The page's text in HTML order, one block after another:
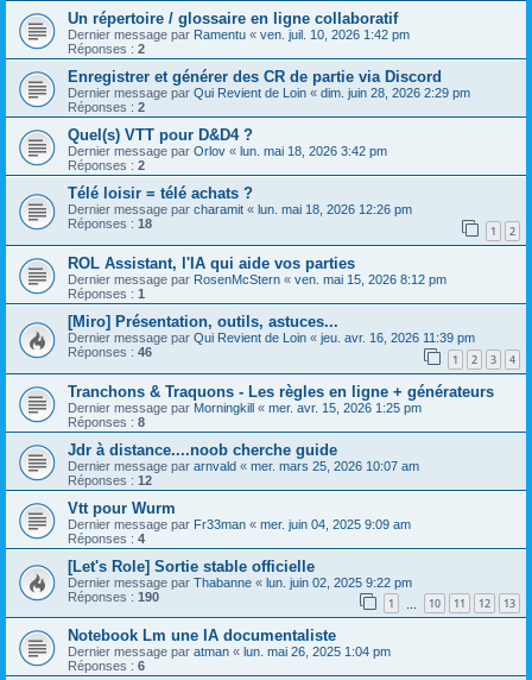
Un répertoire / glossaire en ligne collaboratif
Dernier message par Ramentu « ven. juil. 10, 2026 1:42 pm
Réponses : 2
Enregistrer et générer des CR de partie via Discord
Dernier message par Qui Revient de Loin « dim. juin 28, 2026 2:29 pm
Réponses : 2
Quel(s) VTT pour D&D4 ?
Dernier message par Orlov « lun. mai 18, 2026 3:42 pm
Réponses : 2
Télé loisir = télé achats ?
Dernier message par charamit « lun. mai 18, 2026 12:26 pm
Réponses : 18 1 2
ROL Assistant, l'IA qui aide vos parties
Dernier message par RosenMcStern « ven. mai 15, 2026 8:12 pm
Réponses : 1
[Miro] Présentation, outils, astuces...
Dernier message par Qui Revient de Loin « jeu. avr. 16, 2026 11:39 pm
Réponses : 46 1 2 3 4
Tranchons & Traquons - Les règles en ligne + générateurs
Dernier message par Morningkill « mer. avr. 15, 2026 1:25 pm
Réponses : 8
Jdr à distance....noob cherche guide
Dernier message par arnvald « mer. mars 25, 2026 10:07 am
Réponses : 12
Vtt pour Wurm
Dernier message par Fr33man « mer. juin 04, 2025 9:09 am
Réponses : 4
[Let's Role] Sortie stable officielle
Dernier message par Thabanne « lun. juin 02, 2025 9:22 pm
Réponses : 190 1 10 11 12 13
Notebook Lm une IA documentaliste
Dernier message par atman « lun. mai 26, 2025 1:04 pm
Réponses : 6